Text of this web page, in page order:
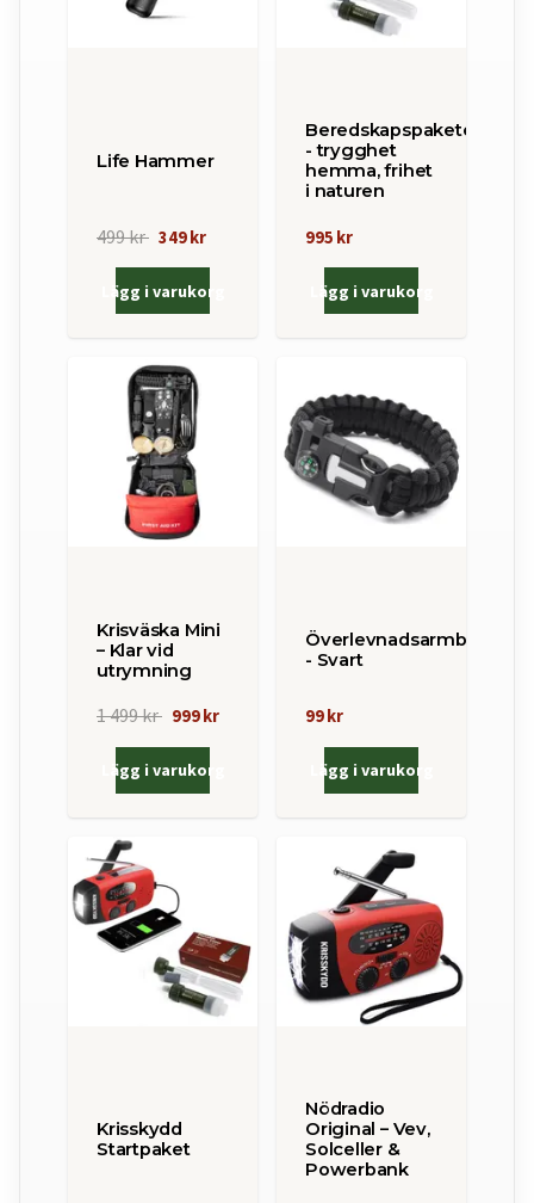
Life Hammer
499 kr 349 kr
Lägg i varukorg
Beredskapspaketet
- trygghet
hemma, frihet
i naturen
995 kr
Lägg i varukorg
Krisväska Mini
– Klar vid
utrymning
1 499 kr 999 kr
Lägg i varukorg
Överlevnadsarmband
- Svart
99 kr
Lägg i varukorg
Krisskydd
Startpaket
Nödradio
Original – Vev,
Solceller &
Powerbank